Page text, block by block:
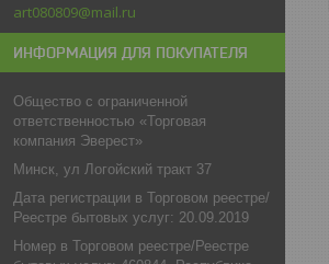
art080809@mail.ru
ИНФОРМАЦИЯ ДЛЯ ПОКУПАТЕЛЯ
Общество с ограниченной
ответственностью «Торговая
компания Эверест»
Минск, ул Логойский тракт 37
Дата регистрации в Торговом реестре/
Реестре бытовых услуг: 20.09.2019
Номер в Торговом реестре/Реестре